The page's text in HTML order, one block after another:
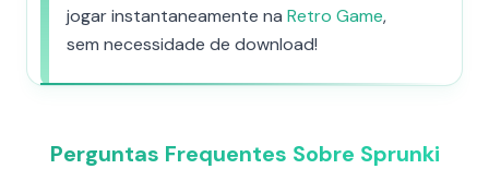
jogar instantaneamente na Retro Game,
sem necessidade de download!
Perguntas Frequentes Sobre Sprunki